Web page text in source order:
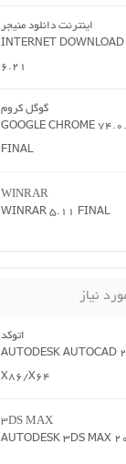
اینترنت دانلود منیجر
INTERNET DOWNLOAD
6.21
گوگل کروم
GOOGLE CHROME
FINAL
WINRAR
WINRAR 5.11 FINAL
نیاز
اتوکد
AUTODESK AUTOCAD
X86/X64
3DS MAX
AUTODESK 3DS MAX